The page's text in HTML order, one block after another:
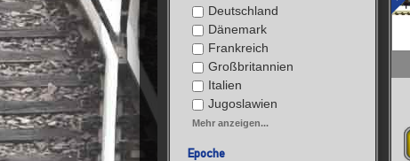
Deutschland
Dänemark
Frankreich
Großbritannien
Italien
Jugoslawien
Mehr anzeigen...
Epoche